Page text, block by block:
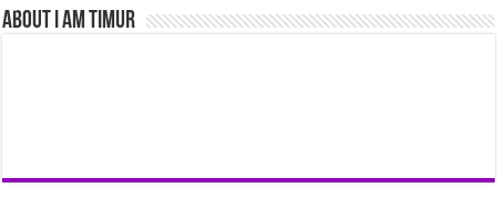
About I am Timur